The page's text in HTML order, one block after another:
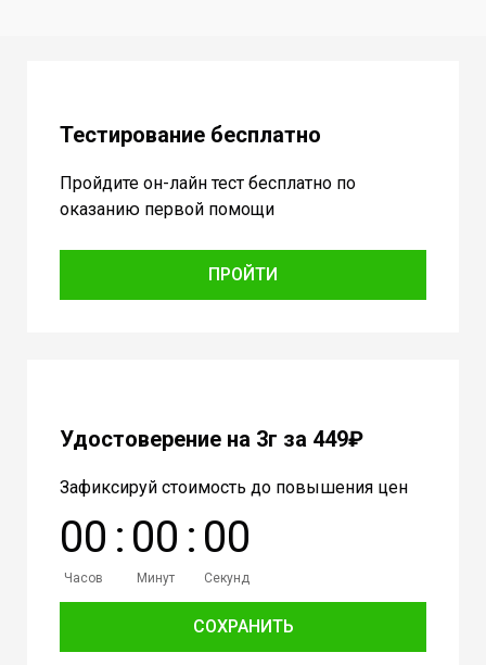
Тестирование бесплатно
Пройдите он-лайн тест бесплатно по
оказанию первой помощи
ПРОЙТИ
Удостоверение на 3г за 449₽
Зафиксируй стоимость до повышения цен
00
Часов
: 00
Минут
: 00
Секунд
СОХРАНИТЬ